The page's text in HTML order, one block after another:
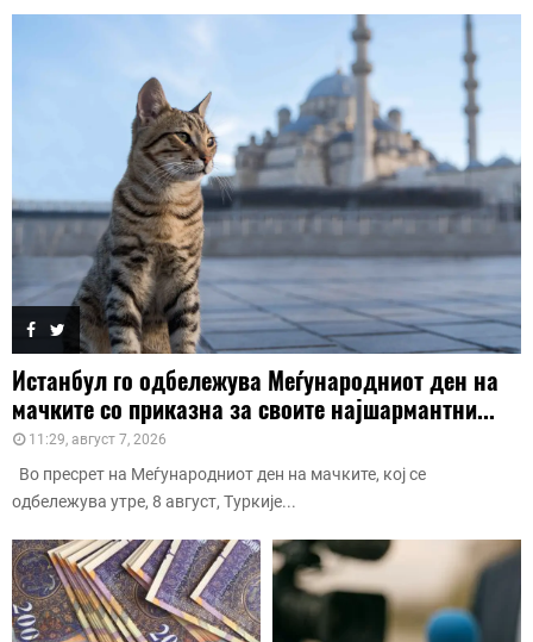
Истанбул го одбележува Меѓународниот ден на
мачките со приказна за своите најшармантни...
11:29, август 7, 2026
Во пресрет на Меѓународниот ден на мачките, кој се
одбележува утре, 8 август, Туркије...